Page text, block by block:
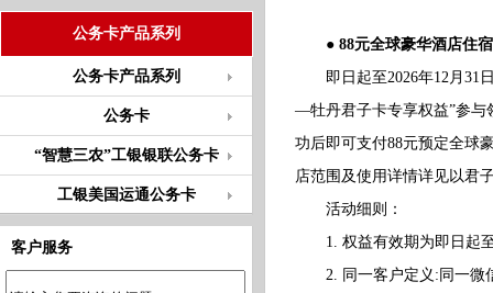
公务卡产品系列
公务卡产品系列
公务卡
“智慧三农”工银银联公务卡
工银美国运通公务卡
客户服务
● 88元全球豪华酒店住宿
即日起至2026年12月31日
—牡丹君子卡专享权益”参与
功后即可支付88元预定全球
店范围及使用详情详见以君
活动细则：
1. 权益有效期为即日起至
2. 同一客户定义:同一微信